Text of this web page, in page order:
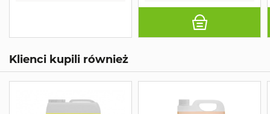
Klienci kupili również